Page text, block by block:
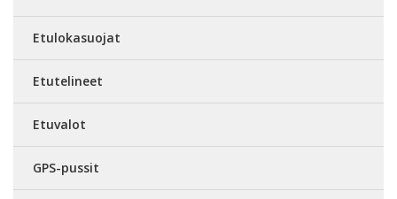
Etulokasuojat
Etutelineet
Etuvalot
GPS-pussit